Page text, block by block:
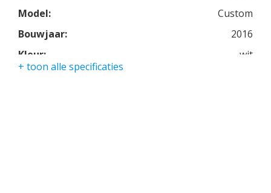
Model:
Custom
Bouwjaar:
2016
Kleur:
wit
+ toon alle specificaties